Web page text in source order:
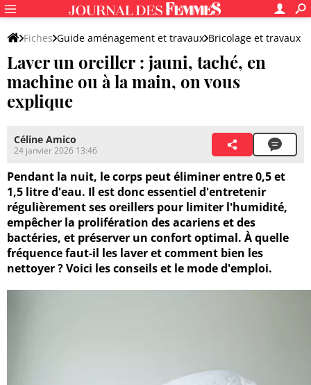
Fiches Guide aménagement et travaux Bricolage et travaux
Entretien de la maison Entretien du linge de maison
Laver un oreiller : jauni, taché, en
machine ou à la main, on vous
explique
Céline Amico
24 janvier 2026 13:46
Pendant la nuit, le corps peut éliminer entre 0,5 et
1,5 litre d'eau. Il est donc essentiel d'entretenir
régulièrement ses oreillers pour limiter l'humidité,
empêcher la prolifération des acariens et des
bactéries, et préserver un confort optimal. À quelle
fréquence faut-il les laver et comment bien les
nettoyer ? Voici les conseils et le mode d'emploi.